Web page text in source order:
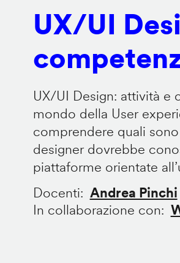
UX/UI
UX/UI Design: attività e
mondo della User
comprendere quali
designer dovrebbe
piattaforme orientate
Docenti
Andrea Pinchi
In collaborazione con